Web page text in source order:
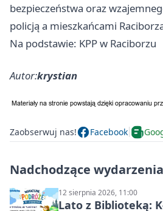
bezpieczeństwa oraz
policją a mieszkańcami
Na podstawie: KPP w Raciborzu
Autor:krystian
Zaobserwuj nas! Facebook
Nadchodzące wydarzenia
12 sierpnia 2026, 11:00
Lato z Biblioteką: